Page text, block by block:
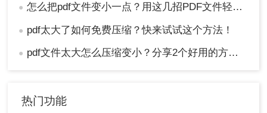
像文件的大小。然后，重新将优化后的图像插入到
PDF文件中，以减小整个PDF文件的大小。
方法五：删除不必要的页面和内容
些不必要的页面或者重复的信息。通过删除这些页
● 怎么把pdf文件变小一点？用这几招PDF文件轻松压缩！
● pdf太大了如何免费压缩？快来试试这个方法！
● pdf文件太大怎么压缩变小？分享2个好用的方法，简单又快捷！
热门功能